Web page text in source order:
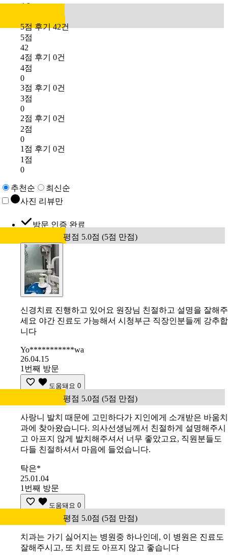
4.9
5점 후기 42건
5점
42
4점 후기 0건
4점
0
3점 후기 0건
3점
0
2점 후기 0건
2점
0
1점 후기 0건
1점
0
추천순
최신순
사진 리뷰만
방문 인증 완료
평점 5.0점 (5점 만점)
신경치료 진행하고 있어요 원장님 친절하고 설명을 잘해주
세요 야간 진료도 가능해서 시청부근 직장인분들께 강추합
니다
Yo***********wa
26.04.15
1번째 방문
도움돼요 0
평점 5.0점 (5점 만점)
사랑니 발치 때문에 고민하다가 지인에게 소개받은 바움치
과에 찾아왔습니다. 의사선생님께서 친절하게 설명해주시
고 아프지 않게 발치해주셔서 너무 좋았고요, 직원분들도
다들 친절하셔서 마음에 들었습니다.
탁은*
25.01.04
1번째 방문
도움돼요 0
평점 5.0점 (5점 만점)
치과는 가기 싫어지는 병원중 하나인데, 이 병원은 진료도
잘해주시고, 또 치료도 아프지 않고 좋습니다